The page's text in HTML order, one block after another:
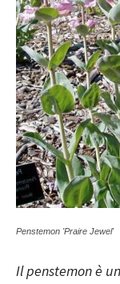
Penstemon 'Praire Jewel'
Il penstemon è